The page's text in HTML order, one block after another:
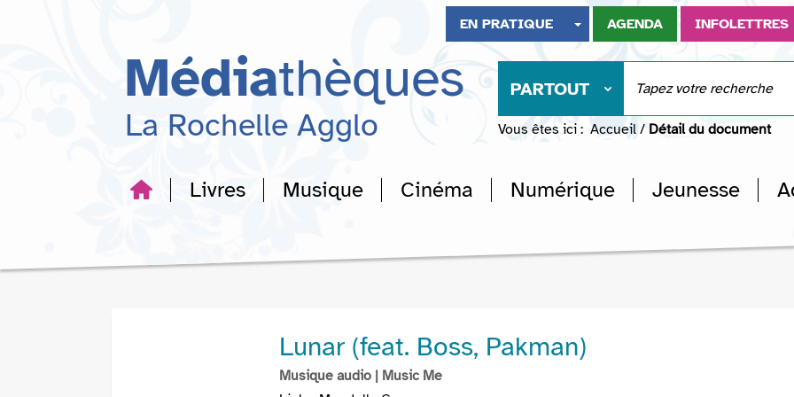
recherche
EN PRATIQUE AGENDA INFOLETTRES
Médiathèques
La Rochelle Agglo
PARTOUT
Vous êtes ici : Accueil / Détail du document
Livres Musique Cinéma Numérique Jeunesse
Lunar (feat. Boss, Pakman)
Musique audio | Music Me